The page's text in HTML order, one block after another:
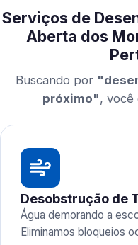
Serviços de
Aberta dos
Buscando por
próximo", você
Desobstrução de
Água demorando a
Eliminamos bloqueios